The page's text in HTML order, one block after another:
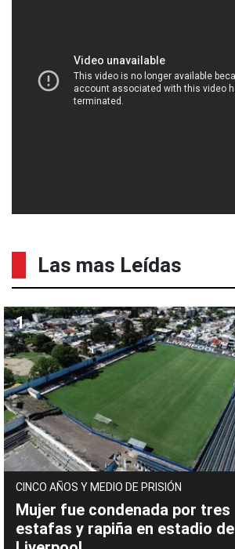
Las mas Leídas
CINCO AÑOS Y MEDIO DE PRISIÓN
Mujer fue condenada por tres
estafas y rapiña en estadio de